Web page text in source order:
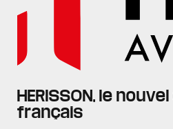
HERISSON, le
français